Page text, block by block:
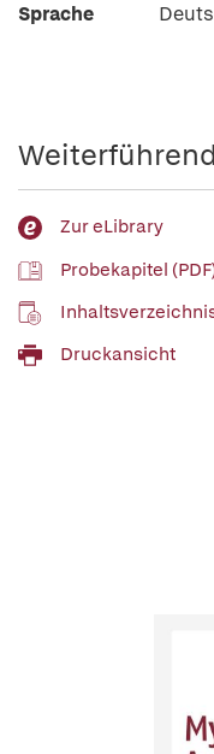
Sprache
Zur eLibrary
Probekapitel
Druckansicht